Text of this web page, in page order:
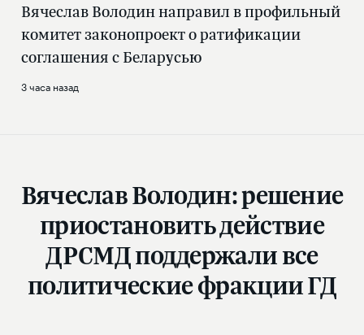
Вячеслав Володин направил в профильный
комитет законопроект о ратификации
соглашения с Беларусью
3 часа назад
Вячеслав Володин: решение
приостановить действие
ДРСМД поддержали все
политические фракции ГД